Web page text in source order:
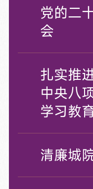
党的二
会
扎实推
中央八
学习教
清廉城